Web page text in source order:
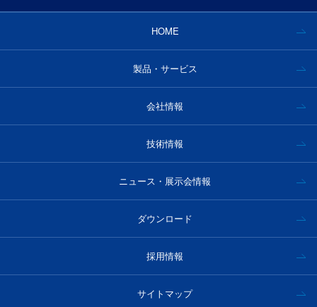
HOME
製品・サービス
会社情報
技術情報
ニュース・展示会情報
ダウンロード
採用情報
サイトマップ